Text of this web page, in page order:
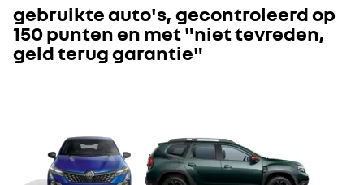
gebruikte auto's, gecontroleerd op
150 punten en met "niet tevreden,
geld terug garantie"